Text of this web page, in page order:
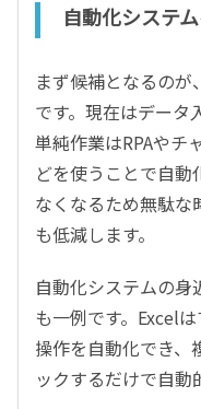
自動化システ
まず候補となるの
です。現在はデータ
単純作業はRPAやチ
どを使うことで自
なくなるため無駄な
も低減します。
自動化システムの身
も一例です。Excel
操作を自動化でき、
ックするだけで自動